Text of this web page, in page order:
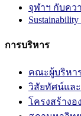
จุฬาฯ กับคว
Sustainability
การบริหาร
คณะผู้บริหา
วิสัยทัศน์แล
โครงสร้างอ